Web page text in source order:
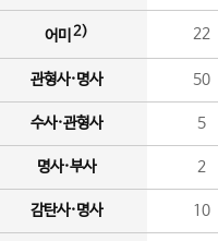
어미 2) 22
관형사·명사 50
수사·관형사 5
명사·부사 2
감탄사·명사 10